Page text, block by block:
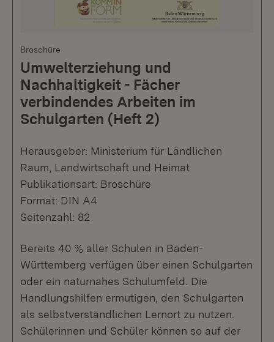
Broschüre
Umwelterziehung und
Nachhaltigkeit - Fächer
verbindendes Arbeiten im
Schulgarten (Heft 2)
Herausgeber: Ministerium für Ländlichen
Raum, Landwirtschaft und Heimat
Publikationsart: Broschüre
Format: DIN A4
Seitenzahl: 82
Bereits 40 % aller Schulen in Baden-
Württemberg verfügen über einen Schulgarten
oder ein naturnahes Schulumfeld. Die
Handlungshilfen ermutigen, den Schulgarten
als selbstverständlichen Lernort zu nutzen.
Schülerinnen und Schüler können so auf der